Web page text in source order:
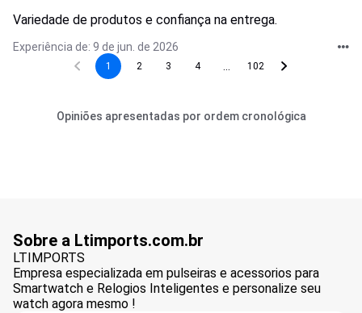
Variedade de produtos e confiança na entrega.
Experiência de: 9 de jun. de 2026
1 2 3 4 102
Opiniões apresentadas por ordem cronológica
Sobre a Ltimports.com.br
LTIMPORTS
Empresa especializada em pulseiras e acessorios para
Smartwatch e Relogios Inteligentes e personalize seu
watch agora mesmo !